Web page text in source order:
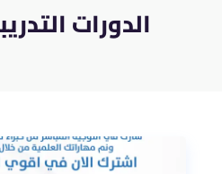
الدورات